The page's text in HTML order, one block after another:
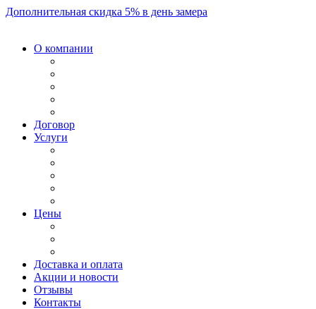
Дополнительная скидка 5% в день замера
О компании
Договор
Услуги
Цены
Доставка и оплата
Акции и новости
Отзывы
Контакты